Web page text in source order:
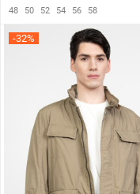
48 50 52 54 56 58
-32%